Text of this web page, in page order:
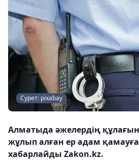
Сурет: pixabay
Алматыда әжелердің
жұлып алған ер адам
хабарлайды Zakon.kz.